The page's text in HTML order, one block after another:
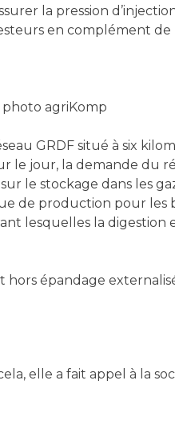
la pression
en complément
agriKomp
GRDF situé à six
le jour, la demande du
le stockage dans les
de production pour les
lesquelles la digestion
épandage
elle a fait appel à la